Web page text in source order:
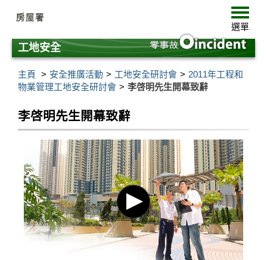
要
內
選
單
選單
工地安全
主頁 安全推廣活動 工地安全研討會
2011年工程和
物業管理工地安全研討會
李啓明先生開幕致辭
李啓明先生開幕致辭